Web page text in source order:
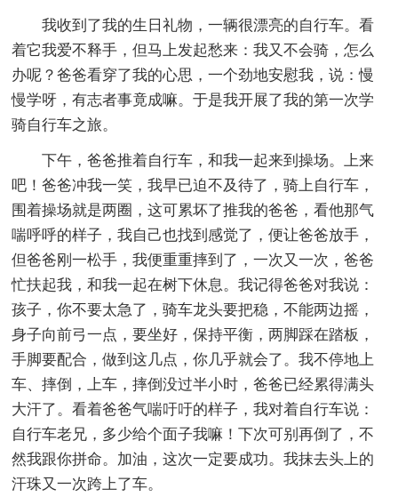
我收到了我的生日礼物，一辆很漂亮的自行车。看
着它我爱不释手，但马上发起愁来：我又不会骑，怎么
办呢？爸爸看穿了我的心思，一个劲地安慰我，说：慢
慢学呀，有志者事竟成嘛。于是我开展了我的第一次学
骑自行车之旅。
下午，爸爸推着自行车，和我一起来到操场。上来
吧！爸爸冲我一笑，我早已迫不及待了，骑上自行车，
围着操场就是两圈，这可累坏了推我的爸爸，看他那气
喘呼呼的样子，我自己也找到感觉了，便让爸爸放手，
但爸爸刚一松手，我便重重摔到了，一次又一次，爸爸
忙扶起我，和我一起在树下休息。我记得爸爸对我说：
孩子，你不要太急了，骑车龙头要把稳，不能两边摇，
身子向前弓一点，要坐好，保持平衡，两脚踩在踏板，
手脚要配合，做到这几点，你几乎就会了。我不停地上
车、摔倒，上车，摔倒没过半小时，爸爸已经累得满头
大汗了。看着爸爸气喘吁吁的样子，我对着自行车说：
自行车老兄，多少给个面子我嘛！下次可别再倒了，不
然我跟你拼命。加油，这次一定要成功。我抹去头上的
汗珠又一次跨上了车。